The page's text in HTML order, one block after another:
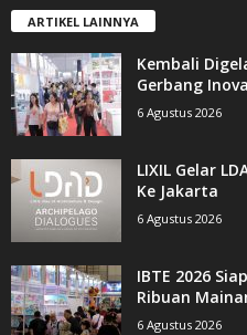
ARTIKEL LAINNYA
Kembali
Gerbang
6 Agustus 2026
LIXIL Gelar
Ke Jakarta
6 Agustus 2026
IBTE 2026
Ribuan
6 Agustus 2026